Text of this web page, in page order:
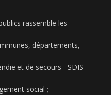
rassemble les
départements,
et de secours - SDIS
social ;